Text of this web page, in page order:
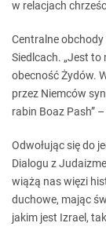
w relacjach
Centralne
Siedlcach. „Jest
obecność Żydów.
przez Niemców
rabin Boaz Pash”
Odwołując się do
Dialogu z
wiążą nas więzi
duchowe, mając
jakim jest Izrael,